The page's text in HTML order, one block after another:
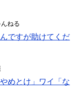
ねる
ですが助けてくだ
めとけ」ワイ「な